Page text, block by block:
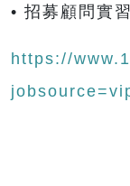
• 招募顧問實
https://